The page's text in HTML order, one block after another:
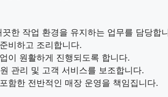
한 작업 환경을 유지하는 업무를 담당합
비하고 조리합니다.
이 원활하게 진행되도록 합니다.
관리 및 고객 서비스를 보조합니다.
함한 전반적인 매장 운영을 책임집니다.